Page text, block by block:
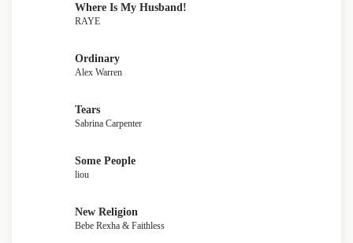
Where Is My Husband!
RAYE
Ordinary
Alex Warren
Tears
Sabrina Carpenter
Some People
liou
New Religion
Bebe Rexha & Faithless